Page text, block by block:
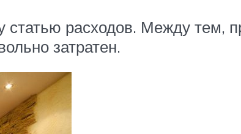
расходов. Между тем,
затратен.